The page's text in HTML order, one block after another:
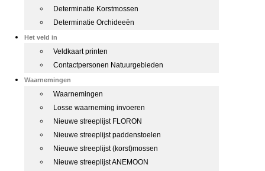
Determinatie Korstmossen
Determinatie Orchideeën
Het veld in
Veldkaart printen
Contactpersonen Natuurgebieden
Waarnemingen
Waarnemingen
Losse waarneming invoeren
Nieuwe streeplijst FLORON
Nieuwe streeplijst paddenstoelen
Nieuwe streeplijst (korst)mossen
Nieuwe streeplijst ANEMOON